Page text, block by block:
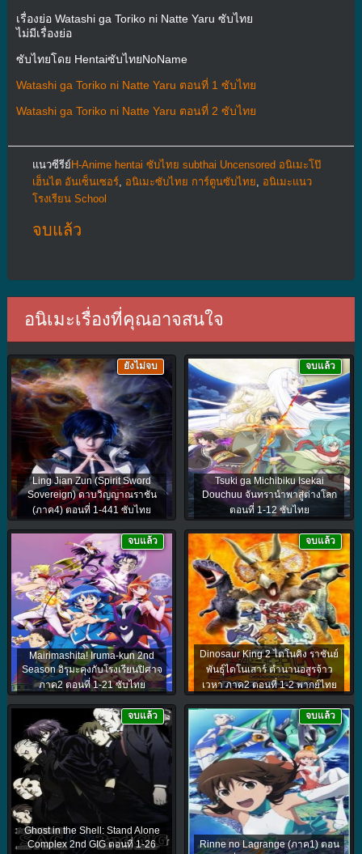
เรื่องย่อ Watashi ga Toriko ni Natte Yaru ซับไทย
ไม่มีเรื่องย่อ
ซับไทยโดย HentaiซับไทยNoName
Watashi ga Toriko ni Natte Yaru ตอนที่ 1 ซับไทย
Watashi ga Toriko ni Natte Yaru ตอนที่ 2 ซับไทย
แนวซีรีย์ H-Anime hentai ซับไทย subthai Uncensored อนิเมะโป๊
เฮ็นไต อันเซ็นเซอร์, อนิเมะซับไทย การ์ตูนซับไทย
อนิเมะแนว
โรงเรียน School
จบแล้ว
อนิเมะเรื่องที่คุณอาจสนใจ
Ling Jian Zun (Spirit Sword
Sovereign) ดาบวิญญาณราชัน
(ภาค4) ตอนที่ 1-441 ซับไทย
ยังไม่จบ
Tsuki ga Michibiku Isekai
Douchuu จันทรานำพาสู่ต่างโลก
ตอนที่ 1-12 ซับไทย
จบแล้ว
Mairimashita! Iruma-kun 2nd
Season อิรุมะคุงกับโรงเรียนปิศาจ
ภาค2 ตอนที่ 1-21 ซับไทย
จบแล้ว
Dinosaur King 2 ไดโนคิง ราชันย์
พันธุ์ไดโนเสาร์ ตำนานอสูรจ้าว
เวหา ภาค2 ตอนที่ 1-2 พากย์ไทย
จบแล้ว
Ghost in the Shell: Stand Alone
Complex 2nd GIG ตอนที่ 1-26
จบแล้ว
Rinne no Lagrange (ภาค1) ตอน
จบแล้ว